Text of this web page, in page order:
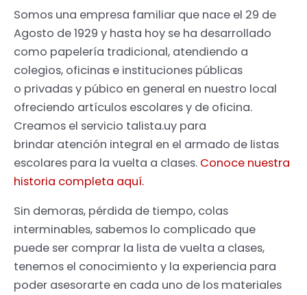
Somos una empresa familiar que nace el 29 de
Agosto de 1929 y hasta hoy se ha desarrollado
como papelería tradicional, atendiendo a
colegios, oficinas e instituciones públicas
o privadas y púbico en general en nuestro local
ofreciendo artículos escolares y de oficina.
Creamos el servicio talista.uy para
brindar atención integral en el armado de listas
escolares para la vuelta a clases. Conoce nuestra
historia completa aquí.
Sin demoras, pérdida de tiempo, colas
interminables, sabemos lo complicado que
puede ser comprar la lista de vuelta a clases,
tenemos el conocimiento y la experiencia para
poder asesorarte en cada uno de los materiales